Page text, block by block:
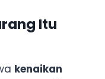
Itu
kenaikan